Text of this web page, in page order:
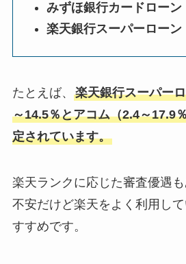
みずほ銀行カードローン
楽天銀行スーパーローン
たとえば、 楽天銀行スーパー
～14.5％とアコム（2.4～17.9
定されています。
楽天ランクに応じた審査優遇
不安だけど楽天をよく利用し
すすめです。